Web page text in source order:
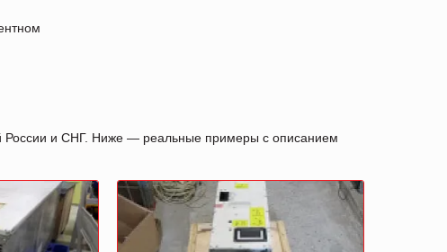
России и СНГ. Ниже — реальные примеры с описанием